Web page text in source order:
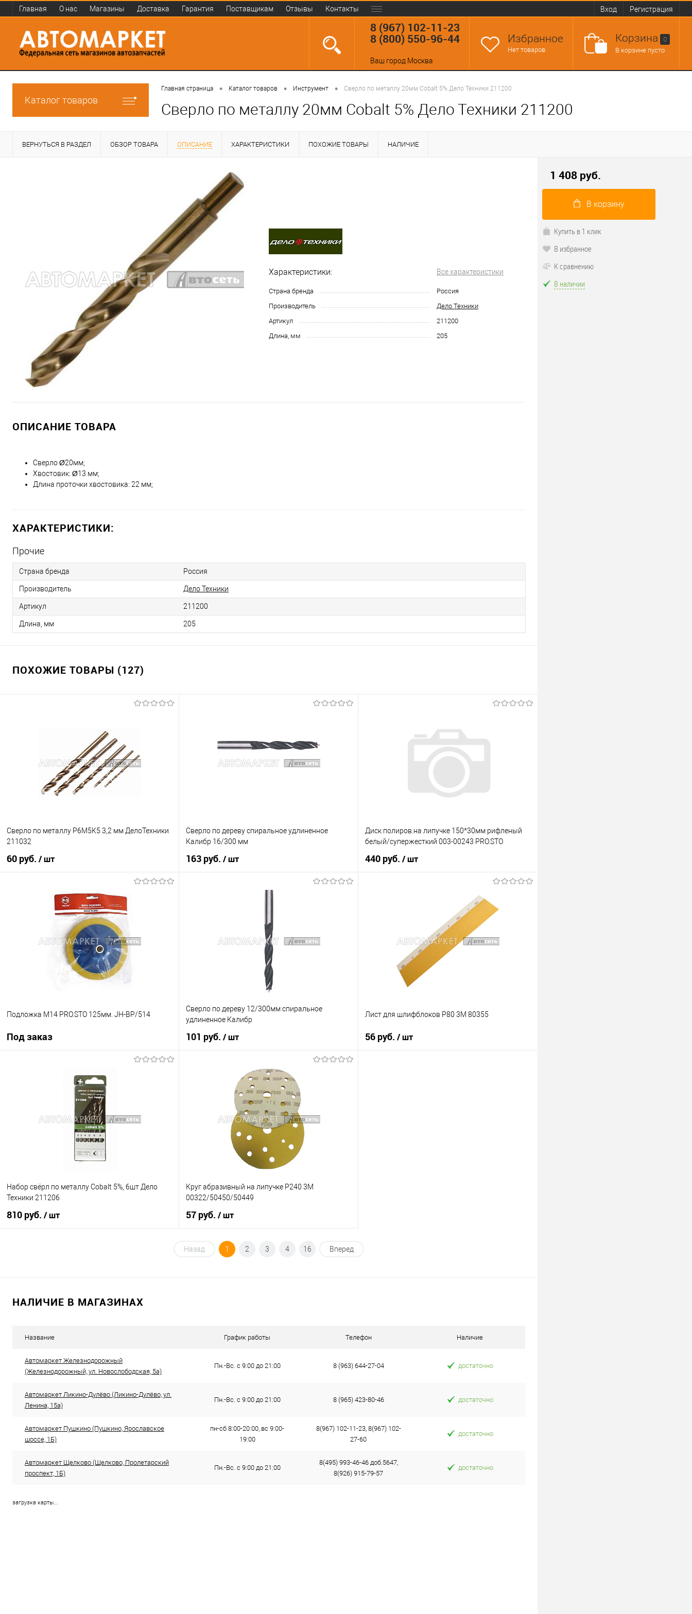
Главная О нас Магазины Доставка Гарантия Поставщикам Отзывы Контакты Вход Регистрация
8 (967) 102-11-23
8 (800) 550-96-44
Ваш город Москва
Избранное
Нет товаров
Корзина
0
В корзине пусто
Каталог товаров
Главная страница • Каталог товаров • Инструмент • Сверло по металлу 20мм Cobalt 5% Дело Техники 211200
Сверло по металлу 20мм Cobalt 5% Дело Техники 211200
ВЕРНУТЬСЯ В РАЗДЕЛ ОБЗОР ТОВАРА ОПИСАНИЕ ХАРАКТЕРИСТИКИ ПОХОЖИЕ ТОВАРЫ НАЛИЧИЕ
Характеристики: Все характеристики
Страна бренда
Россия
Производитель
Дело Техники
Артикул
211200
Длина, мм
205
ОПИСАНИЕ ТОВАРА
Сверло Ø20мм;
Хвостовик: Ø13 мм;
Длина проточки хвостовика: 22 мм;
ХАРАКТЕРИСТИКИ:
Прочие
Страна бренда Россия
Производитель Дело Техники
Артикул 211200
Длина, мм 205
ПОХОЖИЕ ТОВАРЫ (127)
Сверло по металлу Р6М5К5 3,2 мм ДелоТехники
211032
60 руб. / шт
Купить в 1 клик
К сравнению
В наличии
Сверло по дереву спиральное удлиненное
Калибр 16/300 мм
163 руб. / шт
В корзину
Диск полиров.на липучке 150*30мм рифленый
белый/супержесткий 003-00243 PRO.STO
440 руб. / шт
К сравнению
В наличии
Подложка М14 PRO.STO 125мм. JH-BP/514
Под заказ
Сверло по дереву 12/300мм спиральное
удлиненное Калибр
101 руб. / шт
В корзину
Купить в 1 клик
К сравнению
В наличии
Лист для шлифблоков Р80 3М 80355
56 руб. / шт
Набор свёрл по металлу Cobalt 5%, 6шт Дело
Техники 211206
810 руб. / шт
Круг абразивный на липучке Р240 3М
00322/50450/50449
57 руб. / шт
В корзину
Назад 1 2 3 4 16 Вперед
НАЛИЧИЕ В МАГАЗИНАХ
Название График работы Телефон Наличие
Автомаркет Железнодорожный
(Железнодорожный, ул. Новослободская, 5а)
Пн.-Вс. с 9:00 до 21:00 8 (963) 644-27-04 достаточно
Автомаркет Ликино-Дулёво (Ликино-Дулёво, ул.
Ленина, 15а)
Пн.-Вс. с 9:00 до 21:00 8 (965) 423-80-46 достаточно
Автомаркет Пушкино (Пушкино, Ярославское
шоссе, 1Б)
пн-сб 8:00-20:00, вс 9:00-
19:00
8(967) 102-11-23, 8(967) 102-
27-60
достаточно
Автомаркет Щелково (Щелково, Пролетарский
проспект, 1Б)
Пн.-Вс. с 9:00 до 21:00
8(495) 993-46-46 доб.5647,
8(926) 915-79-57
достаточно
загрузка карты...
1 408 руб.
В корзину
Купить в 1 клик
В избранное
К сравнению
В наличии